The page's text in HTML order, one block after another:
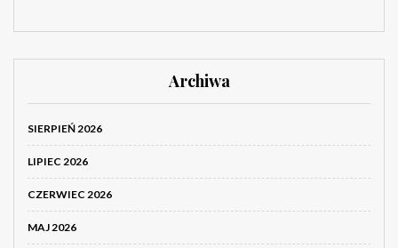
Archiwa
SIERPIEŃ 2026
LIPIEC 2026
CZERWIEC 2026
MAJ 2026